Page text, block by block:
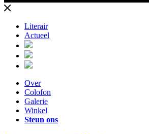
Literair
Actueel
Over
Colofon
Galerie
Winkel
Steun ons